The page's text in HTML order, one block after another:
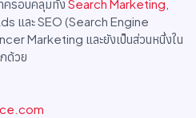
ครอบคลุมทั้ง Search Marketing
และ SEO (Search Engine
Marketing และยังเป็นส่วนหนึ่งใน
ด้วย